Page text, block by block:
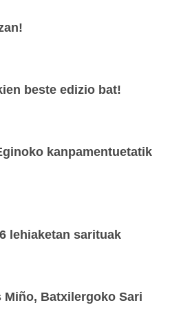
beste edizio bat!
kanpamentuetatik
lehiaketan sarituak
Miño, Batxilergoko Sari